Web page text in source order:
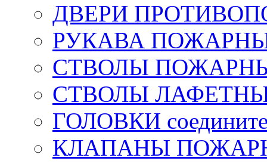
ДВЕРИ
РУКАВА
СТВОЛЫ
СТВОЛЫ
ГОЛОВКИ
КЛАПАНЫ